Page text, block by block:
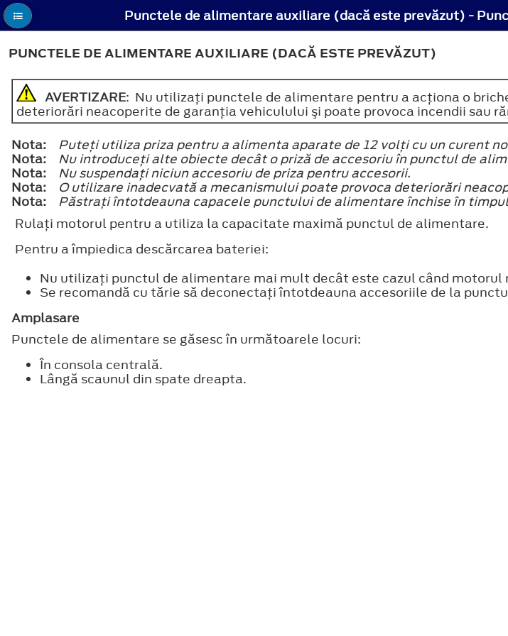
PUNCTELE DE ALIMENTARE AUXILIARE (DACĂ ESTE PREVĂZUT)
AVERTIZARE: Nu utilizaţi punctele de alimentare pentru a acţiona o
deteriorări neacoperite de garanţia vehiculului şi poate provoca incendii sau
Nota:
Puteţi utiliza priza pentru a alimenta aparate de 12 volţi cu un curent
Nota:
Nu introduceţi alte obiecte decât o priză de accesoriu în punctul de
Nota:
Nu suspendaţi niciun accesoriu de priza pentru accesorii.
Nota:
O utilizare inadecvată a mecanismului poate provoca deteriorări
Nota:
Păstraţi întotdeauna capacele punctului de alimentare închise în
Rulaţi motorul pentru a utiliza la capacitate maximă punctul de alimentare.
Pentru a împiedica descărcarea bateriei:
Nu utilizaţi punctul de alimentare mai mult decât este cazul când motorul
Se recomandă cu tărie să deconectaţi întotdeauna accesoriile de la
Amplasare
Punctele de alimentare se găsesc în următoarele locuri:
În consola centrală.
Lângă scaunul din spate dreapta.